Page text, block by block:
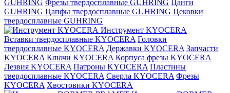
GUHRING Фрезы твердосплавные GUHRING Цанги
GUHRING Цапфы твердосплавные GUHRING Цековки
твердосплавные GUHRING
Инструмент KYOCERA
Вставки твердосплавные KYOCERA Головки
твердосплавные KYOCERA Державки KYOCERA Запчасти
KYOCERA Ключи KYOCERA Корпуса фрезы KYOCERA
Лезвия KYOCERA Патроны KYOCERA Пластины
твердосплавные KYOCERA Сверла KYOCERA Фрезы
KYOCERA Хвостовики KYOCERA